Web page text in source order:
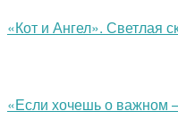
«Кот и Ангел». Светлая
«Если хочешь о важном